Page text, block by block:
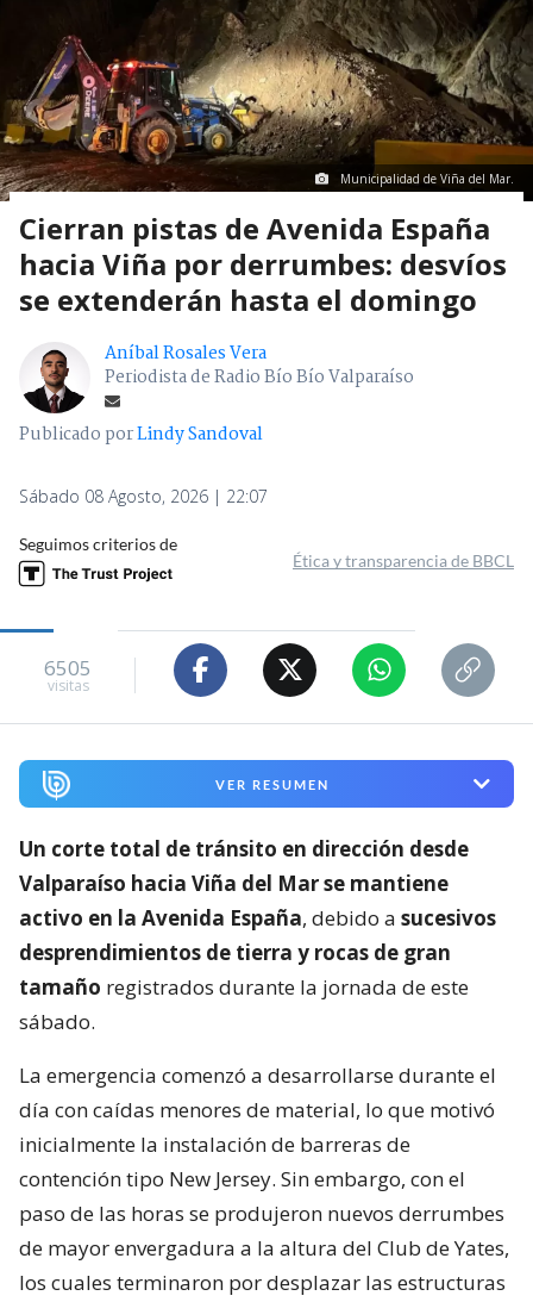
Municipalidad de Viña del Mar.
Cierran pistas de Avenida España
hacia Viña por derrumbes: desvíos
se extenderán hasta el domingo
Aníbal Rosales Vera
Periodista de Radio Bío Bío Valparaíso
Publicado porLindy Sandoval
Sábado 08 Agosto, 2026 | 22:07
Seguimos criterios de
Ética y transparencia de BBCL
6505
visitas
VER RESUMEN
Un corte total de tránsito en dirección desde
Valparaíso hacia Viña del Mar se mantiene
activo en la Avenida España, debido a sucesivos
desprendimientos de tierra y rocas de gran
tamaño registrados durante la jornada de este
sábado.
La emergencia comenzó a desarrollarse durante el
día con caídas menores de material, lo que motivó
inicialmente la instalación de barreras de
contención tipo New Jersey. Sin embargo, con el
paso de las horas se produjeron nuevos derrumbes
de mayor envergadura a la altura del Club de Yates,
los cuales terminaron por desplazar las estructuras